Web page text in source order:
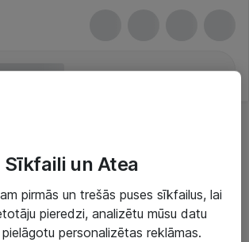
Pakalpojumi
Sīkfaili un Atea
pirmās un trešās puses sīkfailus, lai
pieredzi, analizētu mūsu datu
pielāgotu personalizētas reklāmas.